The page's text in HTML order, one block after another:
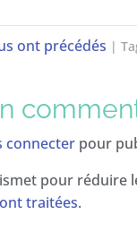
ont précédés |
connecter pour
pour réduire
traitées.